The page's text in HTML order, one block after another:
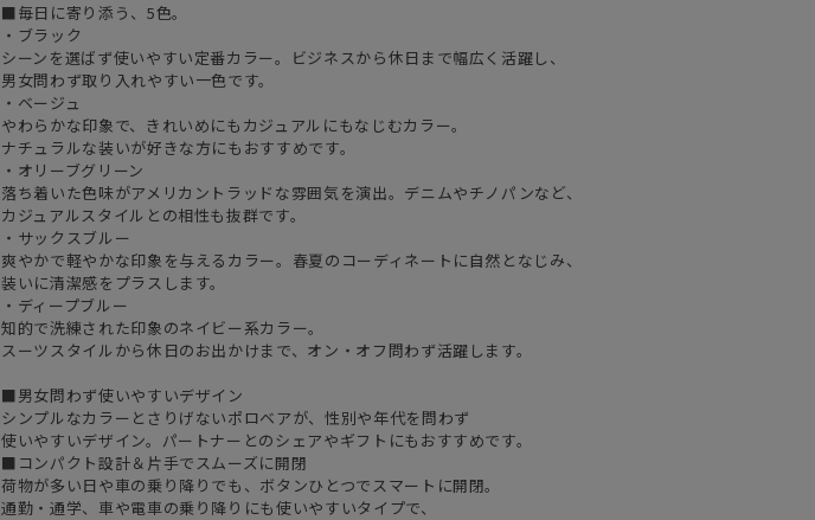
■毎日に寄り添う、5色。
・ブラック
シーンを選ばず使いやすい定番カラー。ビジネスから休日まで幅広く活躍し、
男女問わず取り入れやすい一色です。
・ベージュ
やわらかな印象で、きれいめにもカジュアルにもなじむカラー。
ナチュラルな装いが好きな方にもおすすめです。
・オリーブグリーン
落ち着いた色味がアメリカントラッドな雰囲気を演出。デニムやチノパンなど、
カジュアルスタイルとの相性も抜群です。
・サックスブルー
爽やかで軽やかな印象を与えるカラー。春夏のコーディネートに自然となじみ、
装いに清潔感をプラスします。
・ディープブルー
知的で洗練された印象のネイビー系カラー。
スーツスタイルから休日のお出かけまで、オン・オフ問わず活躍します。
■男女問わず使いやすいデザイン
シンプルなカラーとさりげないポロベアが、性別や年代を問わず
使いやすいデザイン。パートナーとのシェアやギフトにもおすすめです。
■コンパクト設計＆片手でスムーズに開閉
荷物が多い日や車の乗り降りでも、ボタンひとつでスマートに開閉。
通勤・通学、車や電車の乗り降りにも使いやすいタイプで、